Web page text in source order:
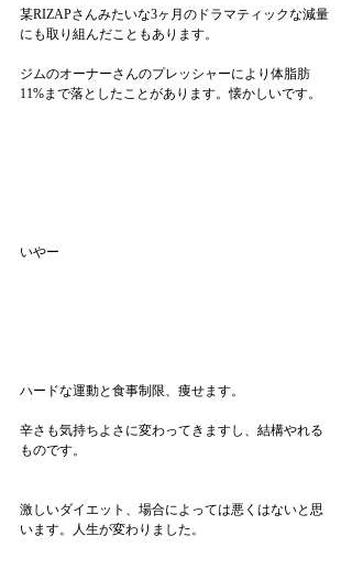
某RIZAPさんみたいな3ヶ月のドラマティックな減量
にも取り組んだこともあります。
ジムのオーナーさんのプレッシャーにより体脂肪
11%まで落としたことがあります。懐かしいです。
いやー
ハードな運動と食事制限、痩せます。
辛さも気持ちよさに変わってきますし、結構やれる
ものです。
激しいダイエット、場合によっては悪くはないと思
います。人生が変わりました。